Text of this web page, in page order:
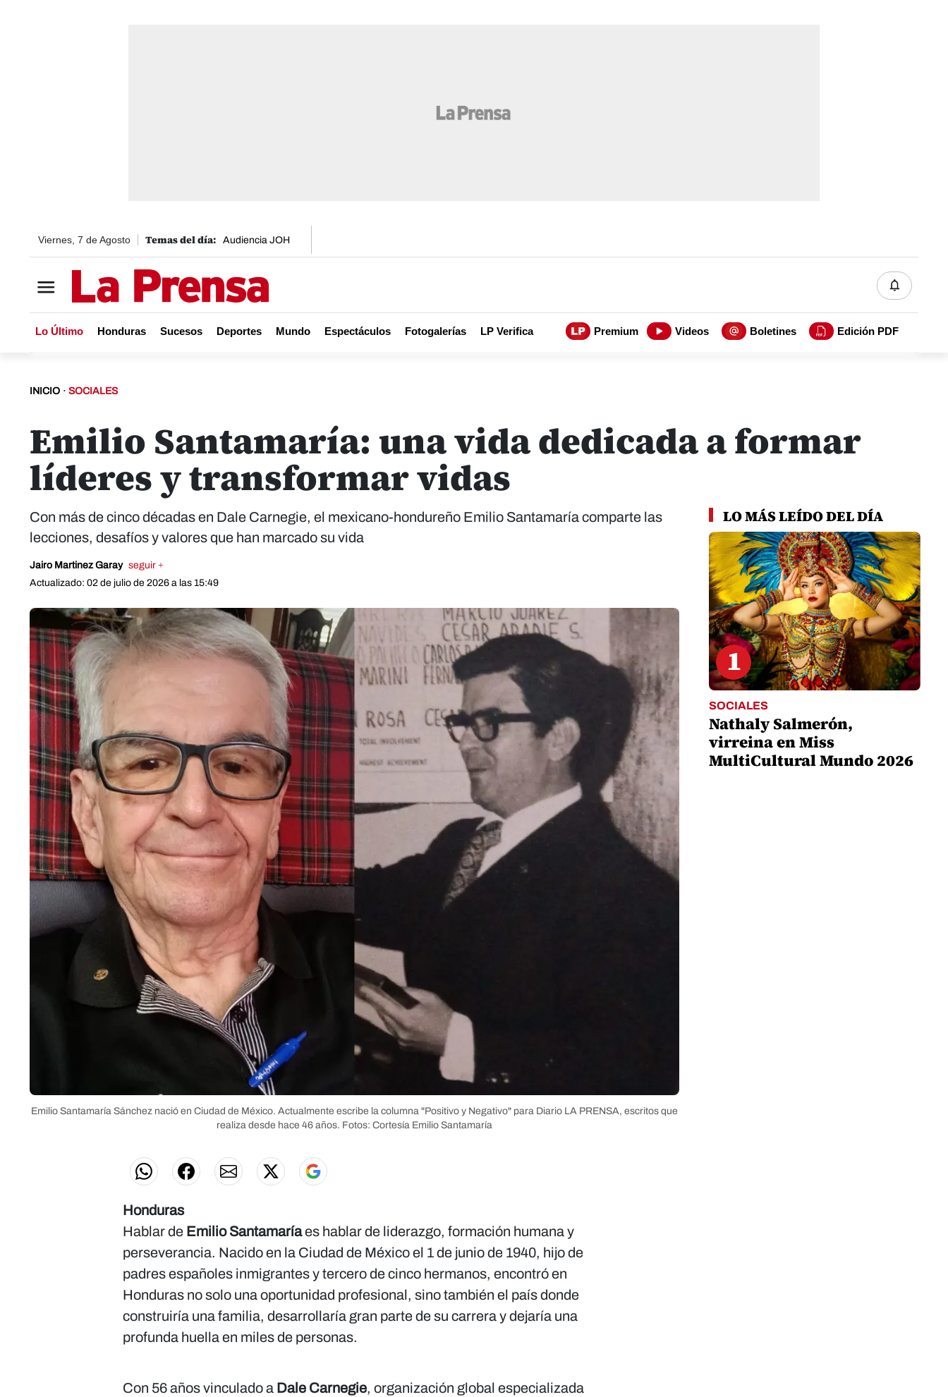
Viernes, 7 de Agosto Audiencia JOH
Lo Último Honduras Sucesos Deportes Mundo Espectáculos Fotogalerías LP Verifica Premium Videos Boletines Edición PDF
INICIO · SOCIALES
Emilio Santamaría: una vida dedicada a formar
líderes y transformar vidas
Con más de cinco décadas en Dale Carnegie, el mexicano-hondureño Emilio Santamaría comparte las
lecciones, desafíos y valores que han marcado su vida
Jairo Martinez Garay seguir +
Actualizado: 02 de julio de 2026 a las 15:49
Emilio Santamaría Sánchez nació en Ciudad de México. Actualmente escribe la columna "Positivo y Negativo" para Diario LA PRENSA, escritos que
realiza desde hace 46 años. Fotos: Cortesía Emilio Santamaría
Honduras
Hablar de Emilio Santamaríaes hablar de liderazgo, formación humana y
perseverancia. Nacido en la Ciudad de México el 1 de junio de 1940, hijo de
padres españoles inmigrantes y tercero de cinco hermanos, encontró en
Honduras no solo una oportunidad profesional, sino también el país donde
construiría una familia, desarrollaría gran parte de su carrera y dejaría una
profunda huella en miles de personas.
Con 56 años vinculado a Dale Carnegie, organización global especializada
LO MÁS LEÍDO DEL DÍA
1
SOCIALES
Nathaly Salmerón,
virreina en Miss
MultiCultural Mundo 2026